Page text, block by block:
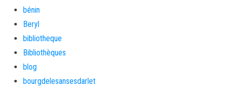
bénin
Beryl
bibliotheque
Bibliothèques
blog
bourgdelesansesdarlet